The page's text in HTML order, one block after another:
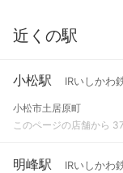
近くの駅
小松駅 IRいしかわ
小松市土居原町
このページの店舗から
明峰駅 IRいしかわ